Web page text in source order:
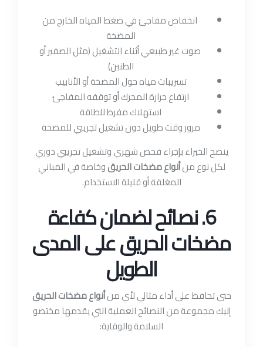
انخفاض مفاجئ في ضغط المياه الخارج من
المضخة
صوت غير طبيعي أثناء التشغيل (مثل الصفير أو
الطنين)
تسريبات مياه حول المضخة أو الأنابيب
ارتفاع حرارة المحرك أو توقفه المفاجئ
استهلاك مفرط للطاقة
مرور وقت طويل دون تشغيل تجريبي للمضخة
ينصح الخبراء بإجراء فحص شهري وتشغيل تجريبي دوري
لكل نوع منأنواع مضخات الحريقوخاصة في المباني
المغلقة أو قليلة الاستخدام.
6. نصائح لضمان كفاءة
مضخات الحريق على المدى
الطويل
حتى تحافظ على أداء مثالي لأي منأنواع مضخات الحريق
إليك مجموعة من النصائح العملية التي يقدمها مختصو
السلامة والوقاية: